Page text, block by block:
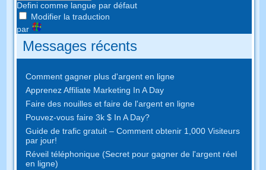
Defini comme langue par défaut
Modifier la traduction
par
Messages récents
Comment gagner plus d'argent en ligne
Apprenez Affiliate Marketing In A Day
Faire des nouilles et faire de l'argent en ligne
Pouvez-vous faire 3k $ In A Day?
Guide de trafic gratuit – Comment obtenir 1,000 Visiteurs
par jour!
Réveil téléphonique (Secret pour gagner de l'argent réel
en ligne)